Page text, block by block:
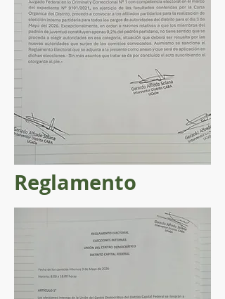
Reglamento